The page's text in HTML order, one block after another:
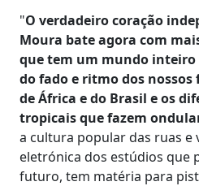
"O verdadeiro coração
Moura bate agora com
que tem um mundo
do fado e ritmo dos
de África e do Brasil e os
tropicais que fazem
a cultura popular das ruas e
eletrónica dos estúdios que
futuro, tem matéria para